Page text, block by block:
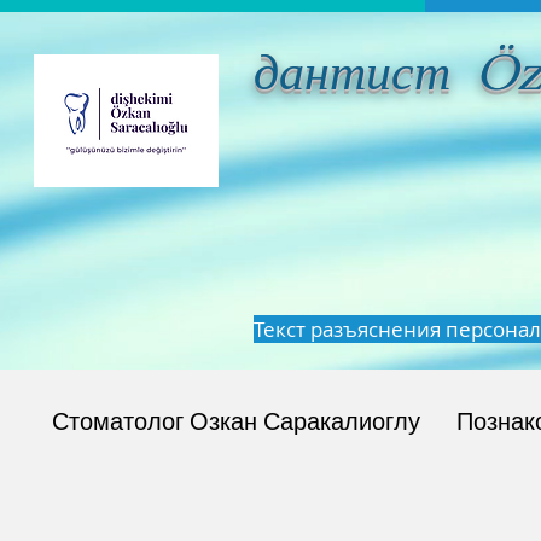
дантист
Текст разъяснения
Стоматолог Озкан Саракалиоглу